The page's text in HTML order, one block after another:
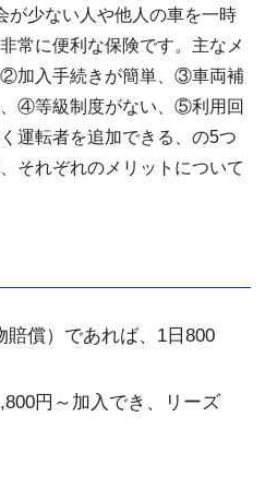
が少ない人や他人の車を一時
常に便利な保険です。主なメ
加入手続きが簡単、③車両補
④等級制度がない、⑤利用回
運転者を追加できる、の5つ
それぞれのメリットについて
賠償）であれば、1日800
円～加入でき、リーズ